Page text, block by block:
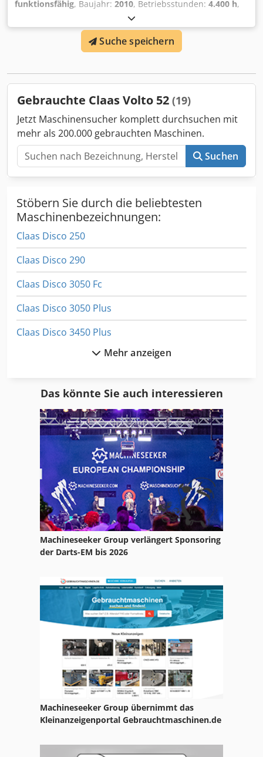
Dkedpjzdr Eqofx Agfsr ⸻ Sonstiges Standard-
Zündschlüssel ⸻ Technische Daten und Wartung
Länge: 7.593 mm Höhe: 3.791 bis 3.941 mm Radstand:
funktionsfähig, Baujahr: 2010, Betriebsstunden: 4.400 h,
55,16 kW (75,00 PS),
Maschinen-/Fahrzeugnummer:A2204DAA2203584,
Kabine, Hydraulischer Wendegetriebe, ohne
Klimaanlage, FL80 Lader Djdpfx Agjy Eq Upjfekr
Suche speichern
Gebrauchte Claas Volto 52 (19)
Jetzt Maschinensucher komplett durchsuchen mit
mehr als 200.000 gebrauchten Maschinen.
Suchen
Stöbern Sie durch die beliebtesten
Maschinenbezeichnungen:
Claas Disco 250
Claas Disco 290
Claas Disco 3050 Fc
Claas Disco 3050 Plus
Claas Disco 3450 Plus
Claas Disco 8550 C
Claas Rollant 66
Claas Volto 1050 T
Claas Volto 1320 T
Claas Volto 540 H
Claas Volto 58
Claas Volto 640
Claas Volto 640 H
Claas Volto 670
Claas Volto 740
Claas Volto 740 H
Claas Volto 740 Hr
Mehr anzeigen
Das könnte Sie auch interessieren
Machineseeker Group verlängert Sponsoring
der Darts-EM bis 2026
Machineseeker Group übernimmt das
Kleinanzeigenportal Gebrauchtmaschinen.de